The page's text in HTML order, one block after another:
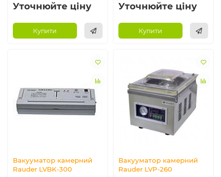
Уточнюйте ціну
Купити
Уточнюйте ціну
Купити
Вакууматор камерний
Rauder LVBK-300
Вакууматор камерний
Rauder LVP-260